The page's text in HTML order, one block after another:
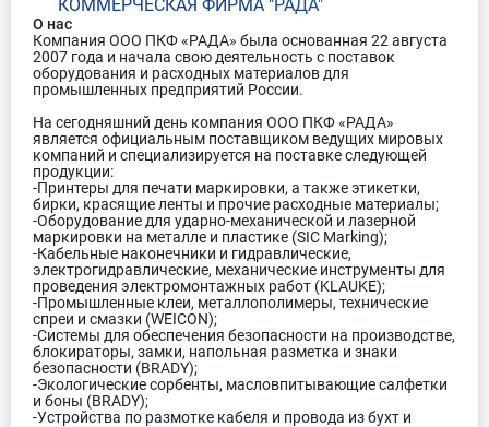
КОММЕРЧЕСКАЯ ФИРМА "РАДА"
О нас
Компания ООО ПКФ «РАДА» была основанная 22 августа
2007 года и начала свою деятельность с поставок
оборудования и расходных материалов для
промышленных предприятий России.
На сегодняшний день компания ООО ПКФ «РАДА»
является официальным поставщиком ведущих мировых
компаний и специализируется на поставке следующей
продукции:
-Принтеры для печати маркировки, а также этикетки,
бирки, красящие ленты и прочие расходные материалы;
-Оборудование для ударно-механической и лазерной
маркировки на металле и пластике (SIC Marking);
-Кабельные наконечники и гидравлические,
электрогидравлические, механические инструменты для
проведения электромонтажных работ (KLAUKE);
-Промышленные клеи, металлополимеры, технические
спреи и смазки (WEICON);
-Системы для обеспечения безопасности на производстве,
блокираторы, замки, напольная разметка и знаки
безопасности (BRADY);
-Экологические сорбенты, масловпитывающие салфетки
и боны (BRADY);
-Устройства по размотке кабеля и провода из бухт и